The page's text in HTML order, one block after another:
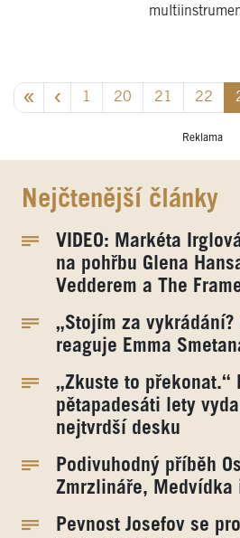
1 20 21 22
Reklama
Nejčtenější články
VIDEO: Markéta
na pohřbu Glena
Vedderem a The
„Stojím za
reaguje Emma
„Zkuste to překonat.“
pětapadesáti lety
nejtvrdší desku
Podivuhodný příběh
Zmrzlináře, Medvídka
Pevnost Josefov se